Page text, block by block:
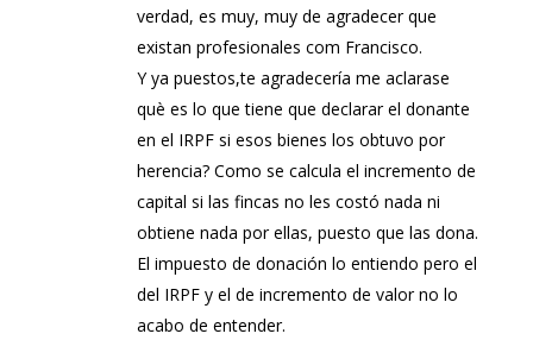
verdad, es muy, muy de agradecer que
existan profesionales com Francisco.
Y ya puestos,te agradecería me aclarase
què es lo que tiene que declarar el donante
en el IRPF si esos bienes los obtuvo por
herencia? Como se calcula el incremento de
capital si las fincas no les costó nada ni
obtiene nada por ellas, puesto que las dona.
El impuesto de donación lo entiendo pero el
del IRPF y el de incremento de valor no lo
acabo de entender.